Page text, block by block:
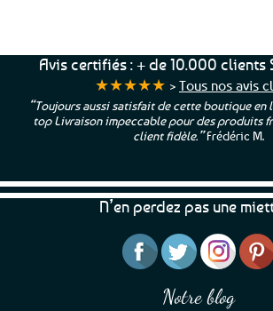
Avis certifiés : + de 10.000 clients
★★★★★ > Tous nos avis
“Toujours aussi satisfait de cette boutique en
top Livraison impeccable pour des produits
client fidèle.”Frédéric M.
N’en perdez pas une
Notre blog